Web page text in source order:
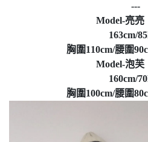
---
Model-亮亮
163cm/
胸圍110cm/腰圍
Model-泡芙
160cm/
胸圍100cm/腰圍